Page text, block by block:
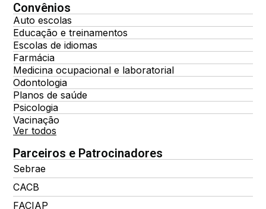
Convênios
Auto escolas
Educação e treinamentos
Escolas de idiomas
Farmácia
Medicina ocupacional e laboratorial
Odontologia
Planos de saúde
Psicologia
Vacinação
Ver todos
Parceiros e Patrocinadores
Sebrae
CACB
FACIAP